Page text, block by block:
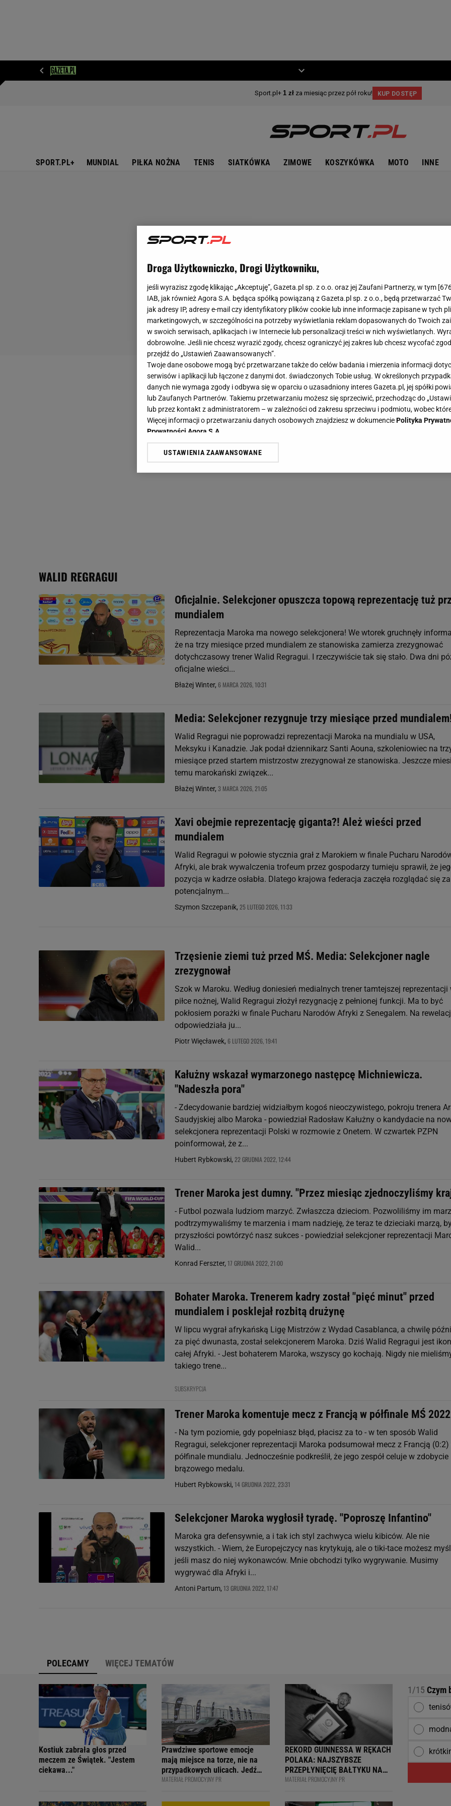
SPORT.PL+ MUNDIAL PIŁKA NOŻNA TENIS SIATKÓWKA ZIMOWE KOSZYKÓWKA MOTO INNE
WALID REGRAGUI
Oficjalnie. Selekcjoner opuszcza topową reprezentację tuż
mundialem
Reprezentacja Maroka ma nowego selekcjonera! We wtorek gruchnęły
że na trzy miesiące przed mundialem ze stanowiska zamierza zrezygnować
dotychczasowy trener Walid Regragui. I rzeczywiście tak się stało. Dwa dni
oficjalne wieści...
Błażej Winter, 6 MARCA 2026, 10:31
Media: Selekcjoner rezygnuje trzy miesiące przed
Walid Regragui nie poprowadzi reprezentacji Maroka na mundialu w USA,
Meksyku i Kanadzie. Jak podał dziennikarz Santi Aouna, szkoleniowiec na
miesiące przed startem mistrzostw zrezygnował ze stanowiska. Jeszcze
temu marokański związek...
Błażej Winter, 3 MARCA 2026, 21:05
Xavi obejmie reprezentację giganta?! Ależ wieści przed
mundialem
Walid Regragui w połowie stycznia grał z Marokiem w finale Pucharu
Afryki, ale brak wywalczenia trofeum przez gospodarzy turnieju sprawił, że
pozycja w kadrze osłabła. Dlatego krajowa federacja zaczęła rozglądać się za
potencjalnym...
Szymon Szczepanik, 25 LUTEGO 2026, 11:33
Trzęsienie ziemi tuż przed MŚ. Media: Selekcjoner nagle
zrezygnował
Szok w Maroku. Według doniesień medialnych trener tamtejszej reprezentacji
piłce nożnej, Walid Regragui złożył rezygnację z pełnionej funkcji. Ma to być
pokłosiem porażki w finale Pucharu Narodów Afryki z Senegalem. Na
odpowiedziała ju...
Piotr Więcławek, 6 LUTEGO 2026, 19:41
Kałużny wskazał wymarzonego następcę Michniewicza.
"Nadeszła pora"
- Zdecydowanie bardziej widziałbym kogoś nieoczywistego, pokroju trenera
Saudyjskiej albo Maroka - powiedział Radosław Kałużny o kandydacie na
selekcjonera reprezentacji Polski w rozmowie z Onetem. W czwartek PZPN
poinformował, że z...
Hubert Rybkowski, 22 GRUDNIA 2022, 12:44
Trener Maroka jest dumny. "Przez miesiąc zjednoczyliśmy
- Futbol pozwala ludziom marzyć. Zwłaszcza dzieciom. Pozwoliliśmy im
podtrzymywaliśmy te marzenia i mam nadzieję, że teraz te dzieciaki marzą,
przyszłości powtórzyć nasz sukces - powiedział selekcjoner reprezentacji
Walid...
Konrad Ferszter, 17 GRUDNIA 2022, 21:00
Bohater Maroka. Trenerem kadry został "pięć minut" przed
mundialem i posklejał rozbitą drużynę
W lipcu wygrał afrykańską Ligę Mistrzów z Wydad Casablanca, a chwilę
za pięć dwunasta, został selekcjonerem Maroka. Dziś Walid Regragui jest
całej Afryki. - Jest bohaterem Maroka, wszyscy go kochają. Nigdy nie
takiego trene...
SUBSKRYPCJA
Trener Maroka komentuje mecz z Francją w półfinale MŚ 2022
- Na tym poziomie, gdy popełniasz błąd, płacisz za to - w ten sposób Walid
Regragui, selekcjoner reprezentacji Maroka podsumował mecz z Francją (0:2)
półfinale mundialu. Jednocześnie podkreślił, że jego zespół celuje w zdobycie
brązowego medalu.
Hubert Rybkowski, 14 GRUDNIA 2022, 23:31
Selekcjoner Maroka wygłosił tyradę. "Poproszę Infantino"
Maroka gra defensywnie, a i tak ich styl zachwyca wielu kibiców. Ale nie
wszystkich. - Wiem, że Europejczycy nas krytykują, ale o tiki-tace możesz
jeśli masz do niej wykonawców. Mnie obchodzi tylko wygrywanie. Musimy
wygrywać dla Afryki i...
Antoni Partum, 13 GRUDNIA 2022, 17:47
POLECAMY WIĘCEJ TEMATÓW
Kostiuk zabrała głos przed
meczem ze Świątek. "Jestem
ciekawa..."
Prawdziwe sportowe emocje
mają miejsce na torze, nie na
przypadkowych ulicach. Jedź
bezpiecznie - apelują
internetowi twórcy na 4F Racing
MATERIAŁ PROMOCYJNY PR
REKORD GUINNESSA W RĘKACH
POLAKA: NAJSZYBSZE
PRZEPŁYNIĘCIĘ BAŁTYKU NA
DESCE WINDSURFINGOWEJ -
KSIĘGI
MATERIAŁ PROMOCYJNY PR
1/15 Czym
Droga Użytkowniczko, Drogi Użytkowniku,
jeśli wyrazisz zgodę klikając „Akceptuję”, Gazeta.pl sp. z o.o. oraz jej Zaufani Partnerzy, w tym [
IAB, jak również Agora S.A. będąca spółką powiązaną z Gazeta.pl sp. z o.o., będą przetwarzać
jak adresy IP, adresy e-mail czy identyfikatory plików cookie lub inne informacje zapisane w tych
marketingowych, w szczególności na potrzeby wyświetlania reklam dopasowanych do Twoich
w swoich serwisach, aplikacjach i w Internecie lub personalizacji treści w nich wyświetlanych.
dobrowolne. Jeśli nie chcesz wyrazić zgody, chcesz ograniczyć jej zakres lub chcesz wycofać
przejdź do „Ustawień Zaawansowanych”.
Twoje dane osobowe mogą być przetwarzane także do celów badania i mierzenia informacji
serwisów i aplikacji lub łączone z danymi dot. świadczonych Tobie usług. W określonych
danych nie wymaga zgody i odbywa się w oparciu o uzasadniony interes Gazeta.pl, jej spółki
lub Zaufanych Partnerów. Takiemu przetwarzaniu możesz się sprzeciwić, przechodząc do
lub przez kontakt z administratorem – w zależności od zakresu sprzeciwu i podmiotu, wobec
Więcej informacji o przetwarzaniu danych osobowych znajdziesz w dokumenciePolityka
Prywatności Agora S.A.
Klikając „Akceptuję” wyrażasz też zgodę na zainstalowanie i przechowywanie plików cookie
Zaufanych Partnerów i Agora S.A. na Twoim urządzeniu końcowym. Możesz w każdej chwili
USTAWIENIA ZAAWANSOWANE